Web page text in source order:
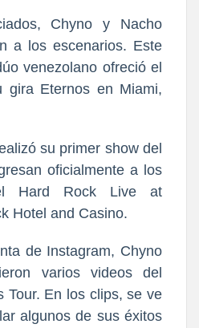
Chyno y Nacho
a los escenarios. Este
venezolano ofreció el
gira Eternos en Miami,
su primer show del
oficialmente a los
Hard Rock Live at
Hotel and Casino.
de Instagram, Chyno
varios videos del
Tour. En los clips, se ve
algunos de sus éxitos